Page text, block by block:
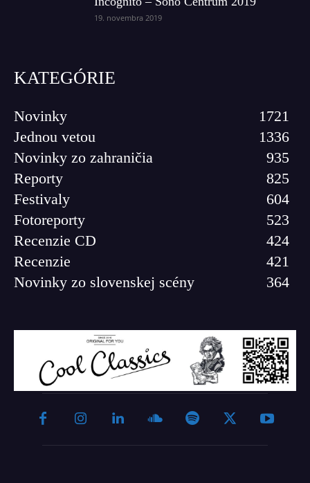
19. novembra 2019
KATEGÓRIE
Novinky
1721
Jednou vetou
1336
Novinky zo zahraničia
935
Reporty
825
Festivaly
604
Fotoreporty
523
Recenzie CD
424
Recenzie
421
Novinky zo slovenskej scény
364